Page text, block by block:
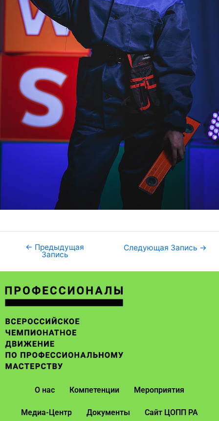
← Предыдущая
Запись
Следующая Запись →
О нас Компетенции Мероприятия
Медиа-Центр Документы Сайт ЦОПП РА